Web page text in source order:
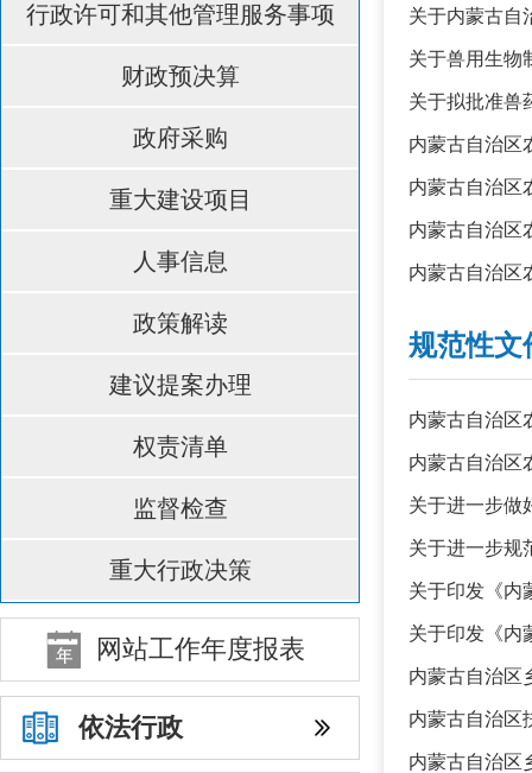
行政许可和其他管理服务事项
财政预决算
政府采购
重大建设项目
人事信息
政策解读
建议提案办理
权责清单
监督检查
重大行政决策
网站工作年度报表
依法行政
关于内蒙古自
关于兽用生物
关于拟批准兽
内蒙古自治区
内蒙古自治区
内蒙古自治区
内蒙古自治区
规范性文
内蒙古自治区
内蒙古自治区
关于进一步做
关于进一步规
关于印发《内
关于印发《内
内蒙古自治区
内蒙古自治区
内蒙古自治区